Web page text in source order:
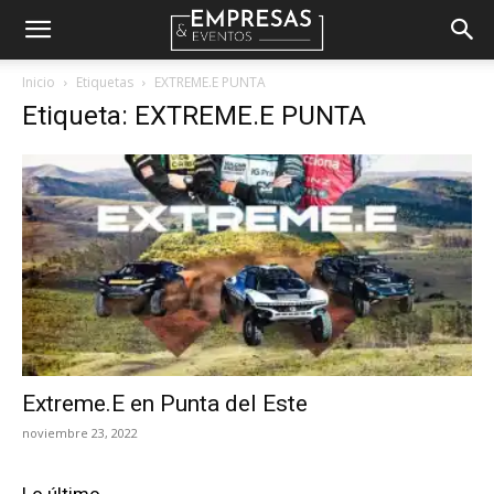
Empresas
Eventos
Inicio Etiquetas EXTREME.E PUNTA
Etiqueta: EXTREME.E PUNTA
Extreme.E en Punta del Este
noviembre 23, 2022